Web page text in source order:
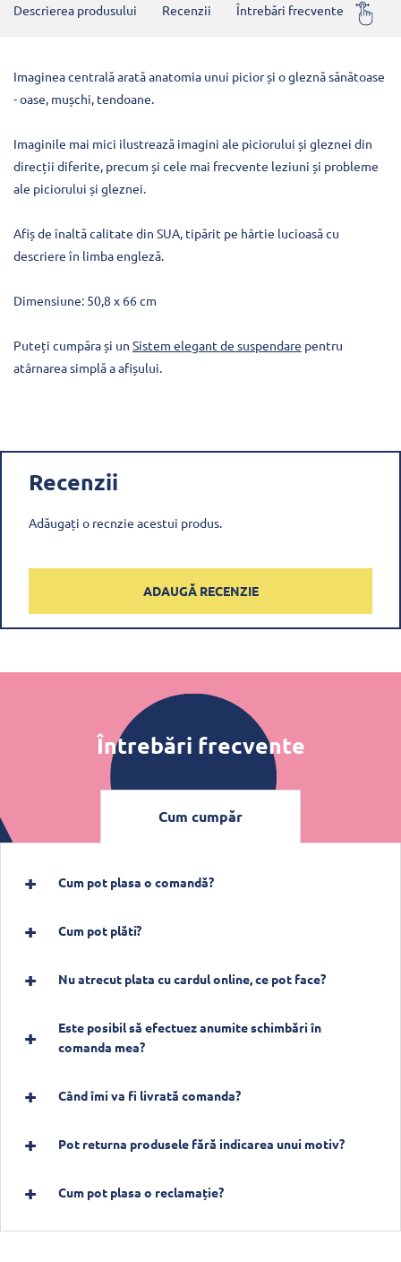
Descrierea produsului Recenzii Întrebări frecvente Alte
Imaginea centrală arată anatomia unui picior și o gleznă sănătoase
- oase, mușchi, tendoane.
Imaginile mai mici ilustrează imagini ale piciorului și gleznei din
direcții diferite, precum și cele mai frecvente leziuni și probleme
ale piciorului și gleznei.
Afiș de înaltă calitate din SUA, tipărit pe hârtie lucioasă cu
descriere în limba engleză.
Dimensiune: 50,8 x 66 cm
Puteți cumpăra și un Sistem elegant de suspendare pentru
atârnarea simplă a afișului.
Recenzii
Adăugați o recnzie acestui produs.
ADAUGĂ RECENZIE
Întrebări frecvente
Cum cumpăr
Cum pot plasa o comandă?
Cum pot plăti?
Nu atrecut plata cu cardul online, ce pot face?
Este posibil să efectuez anumite schimbări în
comanda mea?
Când îmi va fi livrată comanda?
Pot returna produsele fără indicarea unui motiv?
Cum pot plasa o reclamație?